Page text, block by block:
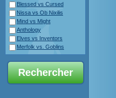
Blessed vs Cursed
Nissa vs Ob Nixilis
Mind vs Might
Anthology
Elves vs Inventors
Merfolk vs. Goblins